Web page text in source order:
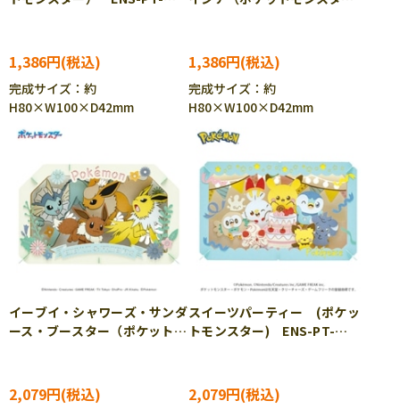
1,386円
完成サイズ：約
H80×W100×D42mm
1,386円
完成サイズ：約
H80×W100×D42mm
イーブイ・シャワーズ・サンダ
ース・ブースター（ポケットモ
2,079円
スイーツパーティー (ポケッ
トモンスター) ENS-PT-
2,079円